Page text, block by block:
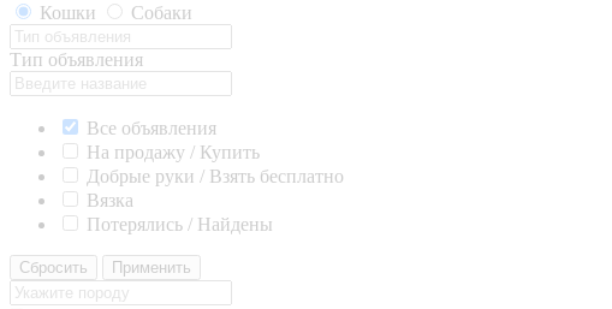
Кошки
Собаки
Тип объявления
Все объявления
На продажу / Купить
Добрые руки / Взять бесплатно
Вязка
Потерялись / Найдены
Сбросить Применить